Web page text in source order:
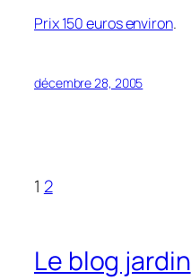
Prix 150 euros environ.
décembre 28, 2005
1 2
Le blog jardin